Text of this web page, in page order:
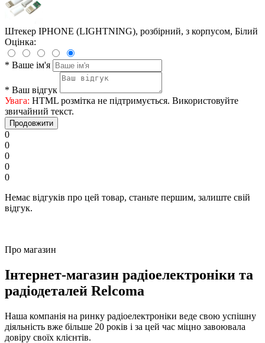
Штекер IPHONE (LIGHTNING), розбірний, з корпусом, Білий
Оцінка:
* Ваше ім'я
* Ваш відгук
Увага: HTML розмітка не підтримується. Використовуйте
звичайний текст.
Продовжити
0
0
0
0
0
Немає відгуків про цей товар, станьте першим, залиште свій
відгук.
Про магазин
Інтернет-магазин радіоелектроніки та
радіодеталей Relcoma
Наша компанія на ринку радіоелектроніки веде свою успішну
діяльність вже більше 20 років і за цей час міцно завоювала
довіру своїх клієнтів.